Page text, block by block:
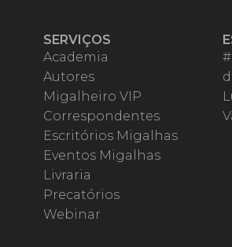
SERVIÇOS
Academia
Autores
Migalheiro VIP
Correspondentes
Escritórios Migalhas
Eventos Migalhas
Livraria
Precatórios
Webinar